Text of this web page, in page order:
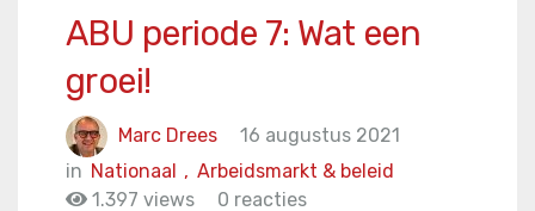
ABU periode 7: Wat een
groei!
Marc Drees
16 augustus 2021
in
Arbeidsmarkt & beleid
Nationaal ,
1.397 views
0 reacties